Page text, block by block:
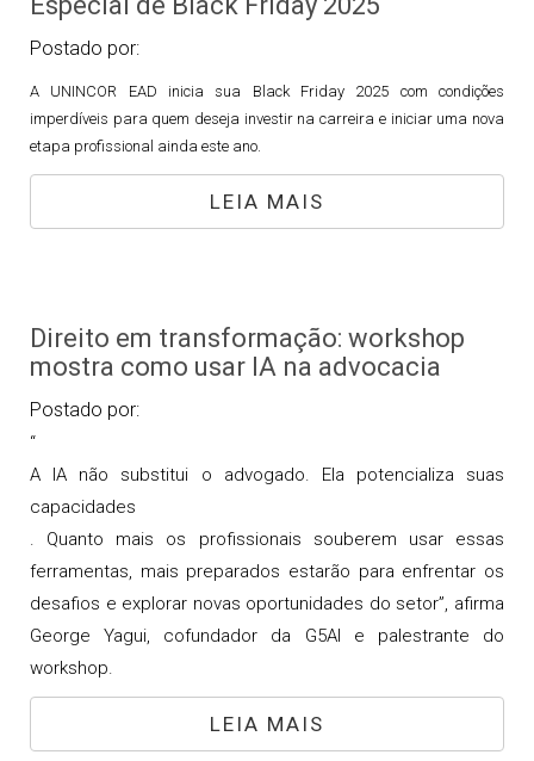
Postado por:
A UNINCOR EAD inicia sua Black Friday 2025 com condições
imperdíveis para quem deseja investir na carreira e iniciar uma nova
etapa profissional ainda este ano.
LEIA MAIS
Direito em transformação: workshop
mostra como usar IA na advocacia
Postado por:
“
A IA não substitui o advogado. Ela potencializa suas
capacidades
. Quanto mais os profissionais souberem usar essas
ferramentas, mais preparados estarão para enfrentar os
desafios e explorar novas oportunidades do setor”, afirma
George Yagui, cofundador da G5AI e palestrante do
workshop.
LEIA MAIS